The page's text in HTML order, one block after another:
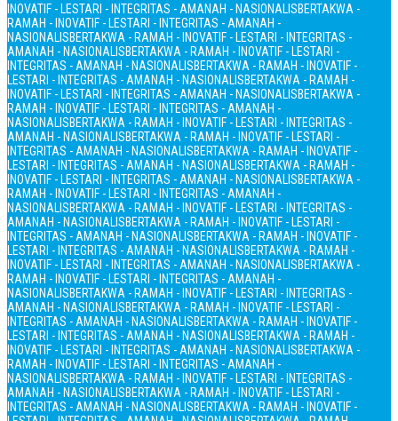
INOVATIF - LESTARI - INTEGRITAS - AMANAH - NASIONALISBERTAKWA -
RAMAH - INOVATIF - LESTARI - INTEGRITAS - AMANAH -
NASIONALISBERTAKWA - RAMAH - INOVATIF - LESTARI - INTEGRITAS -
AMANAH - NASIONALISBERTAKWA - RAMAH - INOVATIF - LESTARI -
INTEGRITAS - AMANAH - NASIONALISBERTAKWA - RAMAH - INOVATIF -
LESTARI - INTEGRITAS - AMANAH - NASIONALISBERTAKWA - RAMAH -
INOVATIF - LESTARI - INTEGRITAS - AMANAH - NASIONALISBERTAKWA -
RAMAH - INOVATIF - LESTARI - INTEGRITAS - AMANAH -
NASIONALISBERTAKWA - RAMAH - INOVATIF - LESTARI - INTEGRITAS -
AMANAH - NASIONALISBERTAKWA - RAMAH - INOVATIF - LESTARI -
INTEGRITAS - AMANAH - NASIONALISBERTAKWA - RAMAH - INOVATIF -
LESTARI - INTEGRITAS - AMANAH - NASIONALISBERTAKWA - RAMAH -
INOVATIF - LESTARI - INTEGRITAS - AMANAH - NASIONALISBERTAKWA -
RAMAH - INOVATIF - LESTARI - INTEGRITAS - AMANAH -
NASIONALISBERTAKWA - RAMAH - INOVATIF - LESTARI - INTEGRITAS -
AMANAH - NASIONALISBERTAKWA - RAMAH - INOVATIF - LESTARI -
INTEGRITAS - AMANAH - NASIONALISBERTAKWA - RAMAH - INOVATIF -
LESTARI - INTEGRITAS - AMANAH - NASIONALISBERTAKWA - RAMAH -
INOVATIF - LESTARI - INTEGRITAS - AMANAH - NASIONALISBERTAKWA -
RAMAH - INOVATIF - LESTARI - INTEGRITAS - AMANAH -
NASIONALISBERTAKWA - RAMAH - INOVATIF - LESTARI - INTEGRITAS -
AMANAH - NASIONALISBERTAKWA - RAMAH - INOVATIF - LESTARI -
INTEGRITAS - AMANAH - NASIONALISBERTAKWA - RAMAH - INOVATIF -
LESTARI - INTEGRITAS - AMANAH - NASIONALISBERTAKWA - RAMAH -
INOVATIF - LESTARI - INTEGRITAS - AMANAH - NASIONALISBERTAKWA -
RAMAH - INOVATIF - LESTARI - INTEGRITAS - AMANAH -
NASIONALISBERTAKWA - RAMAH - INOVATIF - LESTARI - INTEGRITAS -
AMANAH - NASIONALISBERTAKWA - RAMAH - INOVATIF - LESTARI -
INTEGRITAS - AMANAH - NASIONALISBERTAKWA - RAMAH - INOVATIF -